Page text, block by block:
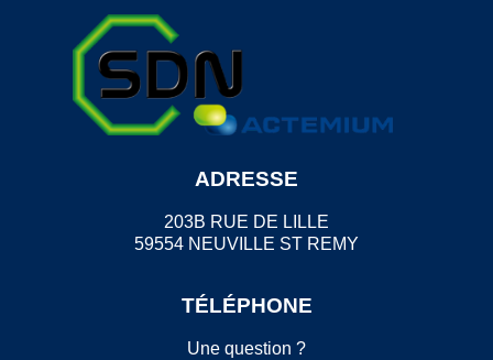
ADRESSE
203B RUE DE LILLE
59554 NEUVILLE ST REMY
TÉLÉPHONE
Une question ?